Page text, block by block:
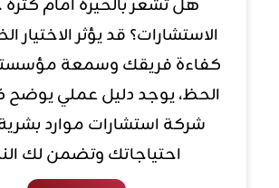
هل تشعر بالحيرة أمام كثرة
الاستشارات؟ قد يؤثر الاختيار
كفاءة فريقك وسمعة
الحظ، يوجد دليل عملي يوضح
شركة استشارات موارد
احتياجاتك وتضمن لك